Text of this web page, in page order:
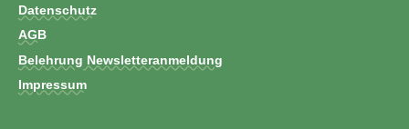
Datenschutz
AGB
Belehrung Newsletteranmeldung
Impressum